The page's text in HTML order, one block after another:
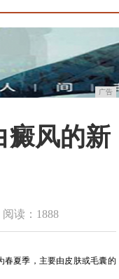
广告
癜风的新
阅读：1888
春夏季，主要由皮肤或毛囊的